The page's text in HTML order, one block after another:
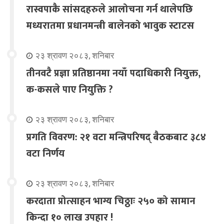
रास्वपाकै सांसदहरुले आलोचना गर्न थालेपछि
मध्यरातमा प्रधानमन्त्री बालेनको भावुक स्टाटस
२३ श्रावण २०८३, शनिबार
तीनवटै प्रज्ञा प्रतिष्ठानमा नयाँ पदाधिकारी नियुक्त,
क-कसले पाए नियुक्ति ?
२३ श्रावण २०८३, शनिबार
प्रगति विवरण: २१ वटा मन्त्रिपरिषद् बैठकबाट ३८४
वटा निर्णय
२३ श्रावण २०८३, शनिबार
करदाता प्रोत्साहन भाग्य चिठ्ठाः २५० को सामान
किन्दा १० लाख उपहार !